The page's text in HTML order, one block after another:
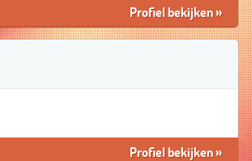
Profiel bekijken»
Profiel bekijken»